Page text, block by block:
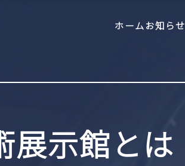
ホーム お知らせ
展示館とは